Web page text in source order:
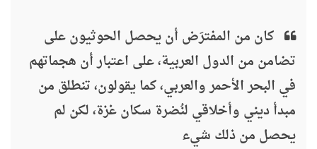
كان من المفترَض أن يحصل الحوثيون على
تضامن من الدول العربية، على اعتبار أن هجماتهم
في البحر الأحمر والعربي، كما يقولون، تنطلق من
مبدأ ديني وأخلاقي لنُصْرة سكان غزة، لكن لم
يحصل من ذلك شيء